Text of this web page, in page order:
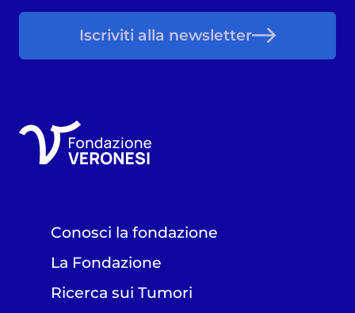
Iscriviti alla newsletter
Conosci la fondazione
La Fondazione
Ricerca sui Tumori